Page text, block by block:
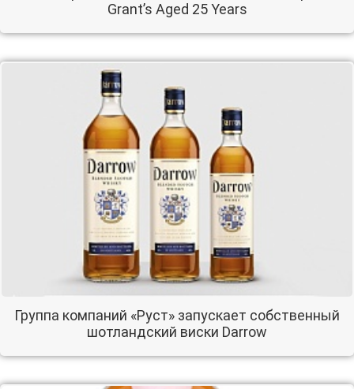
Grant’s Aged 25 Years
Группа компаний «Руст» запускает собственный
шотландский виски Darrow